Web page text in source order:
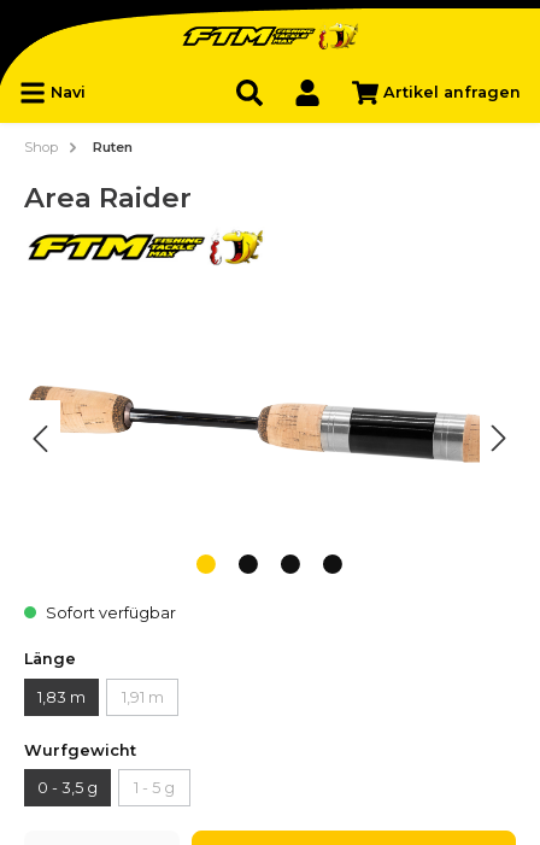
Navi Artikel anfragen
Shop Ruten
Area Raider
Sofort verfügbar
Länge
1,83 m 1,91 m
Wurfgewicht
0 - 3,5 g 1 - 5 g